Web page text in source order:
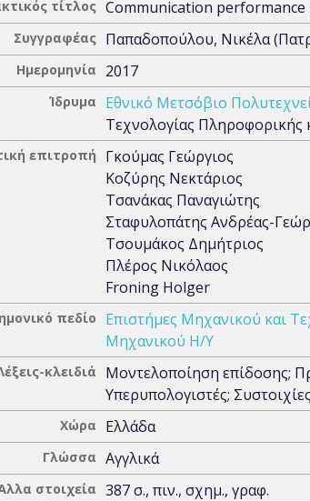
τίτλος Communication
Συγγραφέας Παπαδοπούλου, Νικέλα
Ημερομηνία 2017
Ίδρυμα Εθνικό Μετσόβιο
Τεχνολογίας Πληροφορικής
επιτροπή
Γκούμας Γεώργιος
Κοζύρης Νεκτάριος
Τσανάκας Παναγιώτης
Σταφυλοπάτης Ανδρέας-
Τσουμάκος Δημήτριος
Πλέρος Νικόλαος
Froning Holger
πεδίο Επιστήμες Μηχανικού και
Μηχανικού Η/Υ
κλειδιά
Μοντελοποίηση επίδοσης;
Υπερυπολογιστές;
Χώρα Ελλάδα
Γλώσσα Αγγλικά
στοιχεία 387 σ., πιν., σχημ., γραφ.